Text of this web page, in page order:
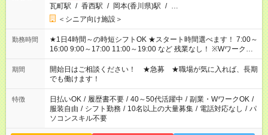
瓦町駅 / 香西駅 / 岡本(香川県)駅 / …
＜シニア向け施設＞
勤務時間
★1日4時間～の時短シフトOK ★スタート時間選べます！ 7:00～
16:00 9:00～17:00 11:00～19:00 など 残業なし！ ※Wワークの
場合、他のお仕事と合わせ週40時間超の就業はご案内できませ
ん ※法令に基づき、週20時間以上勤務は社会保険への加入対象
となります ※労働者派遣法（日雇い派遣の原則禁止）により、
短時間・短期間の就業はご案内が難しい場合があります
期間
開始日はご相談ください！ ★急募 ★職場が気に入れば、長期
でも働けます！
特徴 日払いOK / 履歴書不要 / 40～50代活躍中 / 副業・WワークOK /
服装自由 / シフト勤務 / 10名以上の大量募集 / 電話対応なし / パ
ソコンスキル不要